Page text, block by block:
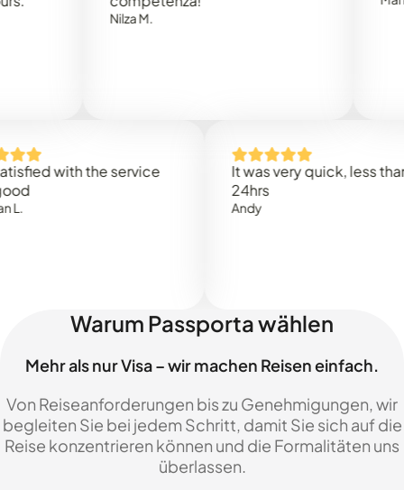
with the service
It was very quick, less than
Warum Passporta wählen
Mehr als nur Visa – wir machen Reisen einfach.
Von Reiseanforderungen bis zu Genehmigungen, wir
begleiten Sie bei jedem Schritt, damit Sie sich auf die
Reise konzentrieren können und die Formalitäten uns
überlassen.